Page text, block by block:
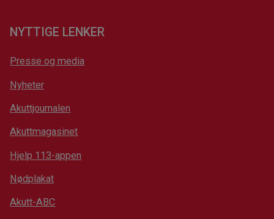
NYTTIGE LENKER
Presse og media
Nyheter
Akuttjournalen
Akuttmagasinet
Hjelp 113-appen
Nødplakat
Akutt-ABC